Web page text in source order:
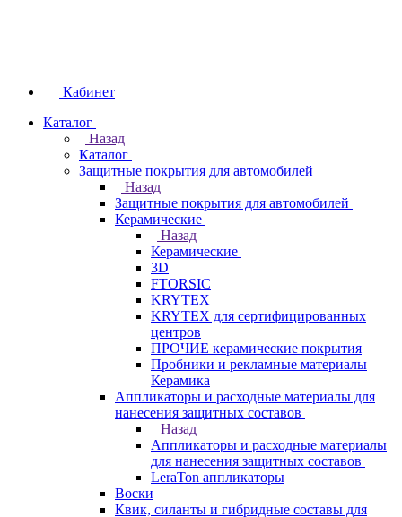
Кабинет
Каталог
Назад
Каталог
Защитные покрытия для автомобилей
Назад
Защитные покрытия для автомобилей
Керамические
Назад
Керамические
3D
FTORSIC
KRYTEX
KRYTEX для сертифицированных
центров
ПРОЧИЕ керамические покрытия
Пробники и рекламные материалы
Керамика
Аппликаторы и расходные материалы для
нанесения защитных составов
Назад
Аппликаторы и расходные материалы
для нанесения защитных составов
LeraTon аппликаторы
Воски
Квик, силанты и гибридные составы для